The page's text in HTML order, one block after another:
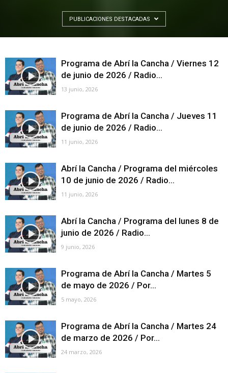
PUBLICACIONES DESTACADAS
Programa de Abrí la Cancha / Viernes 12
de junio de 2026 / Radio...
13 junio, 2026
Programa de Abrí la Cancha / Jueves 11
de junio de 2026 / Radio...
11 junio, 2026
Abrí la Cancha / Programa del miércoles
10 de junio de 2026 / Radio...
11 junio, 2026
Abrí la Cancha / Programa del lunes 8 de
junio de 2026 / Radio...
9 junio, 2026
Programa de Abrí la Cancha / Martes 5
de mayo de 2026 / Por...
5 mayo, 2026
Programa de Abrí la Cancha / Martes 24
de marzo de 2026 / Por...
24 marzo, 2026